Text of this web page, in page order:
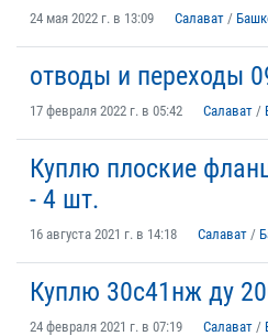
24 мая 2022 г. в 13:09 Салават /
отводы и переходы
17 февраля 2022 г. в 05:42 Салават /
Куплю плоские
- 4 шт.
16 августа 2021 г. в 14:18 Салават /
Куплю 30с41нж ду
24 февраля 2021 г. в 07:19 Салават /